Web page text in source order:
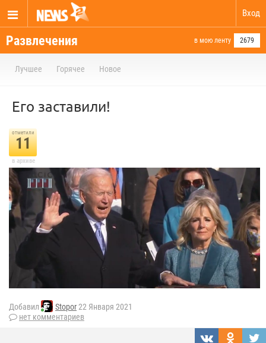
Вход
Развлечения в мою ленту 2679
Лучшее Горячее Новое
Его заставили!
отметили
11
в архиве
Добавил Stopor22 Января 2021
нет комментариев